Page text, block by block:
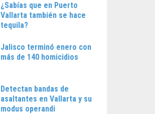
¿Sabías que en Puerto
Vallarta también se hace
tequila?
Jalisco terminó enero con
más de 140 homicidios
Detectan bandas de
asaltantes en Vallarta y su
modus operandi